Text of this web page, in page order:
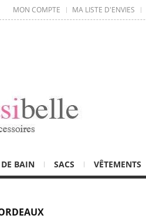
MON COMPTE MA LISTE D'ENVIES
BAIN SACS VÊTEMENTS